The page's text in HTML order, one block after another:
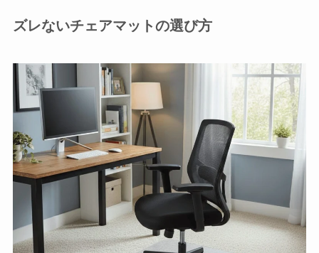
ズレないチェアマットの選び方